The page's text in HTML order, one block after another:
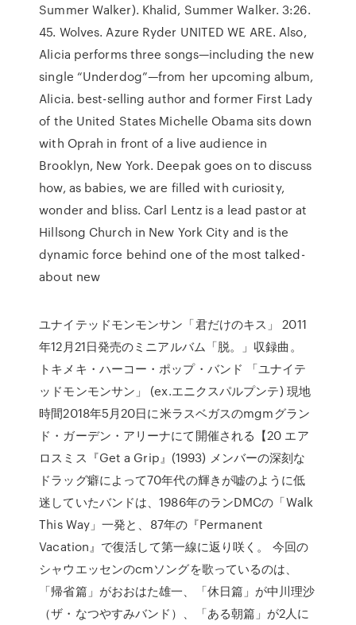
Summer Walker). Khalid, Summer Walker. 3:26.
45. Wolves. Azure Ryder UNITED WE ARE. Also,
Alicia performs three songs—including the new
single “Underdog”—from her upcoming album,
Alicia. best-selling author and former First Lady
of the United States Michelle Obama sits down
with Oprah in front of a live audience in
Brooklyn, New York. Deepak goes on to discuss
how, as babies, we are filled with curiosity,
wonder and bliss. Carl Lentz is a lead pastor at
Hillsong Church in New York City and is the
dynamic force behind one of the most talked-
about new
ユナイテッドモンモンサン「君だけのキス」 2011
年12月21日発売のミニアルバム「脱。」収録曲。
トキメキ・ハーコー・ポップ・バンド 「ユナイテ
ッドモンモンサン」 (ex.エニクスパルプンテ) 現地
時間2018年5月20日に米ラスベガスのmgmグラン
ド・ガーデン・アリーナにて開催される【20 エア
ロスミス『Get a Grip』(1993) メンバーの深刻な
ドラッグ癖によって70年代の輝きが嘘のように低
迷していたバンドは、1986年のランDMCの「Walk
This Way」一発と、87年の『Permanent
Vacation』で復活して第一線に返り咲く。 今回の
シャウエッセンのcmソングを歌っているのは、
「帰省篇」がおおはた雄一、「休日篇」が中川理沙
（ザ・なつやすみバンド）、「ある朝篇」が2人に